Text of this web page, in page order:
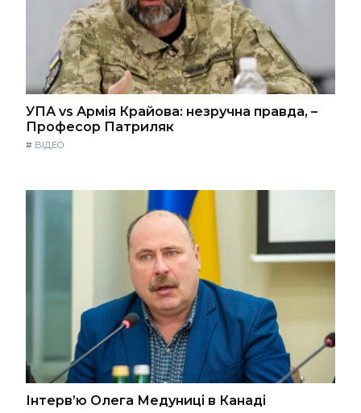
УПА vs Армія Крайова: незручна правда, –
Професор Патриляк
# ВІДЕО
Інтерв’ю Олега Медуниці в Канаді